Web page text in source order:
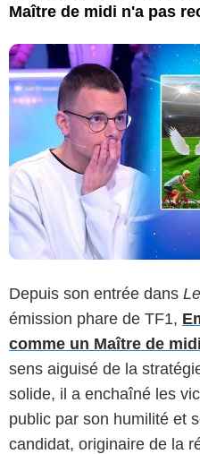
Maître de midi n'a pas
Depuis son entrée dans
émission phare de TF1,
comme un Maître de
sens aiguisé de la
solide, il a enchaîné les
public par son humilité et
candidat, originaire de la